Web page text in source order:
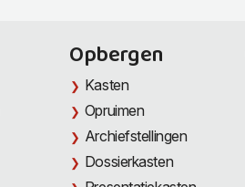
Opbergen
Kasten
Opruimen
Archiefstellingen
Dossierkasten